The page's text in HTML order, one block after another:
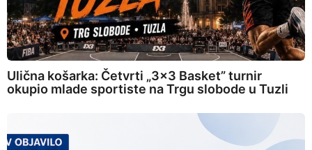
Ulična košarka: Četvrti „3×3 Basket” turnir
okupio mlade sportiste na Trgu slobode u Tuzli